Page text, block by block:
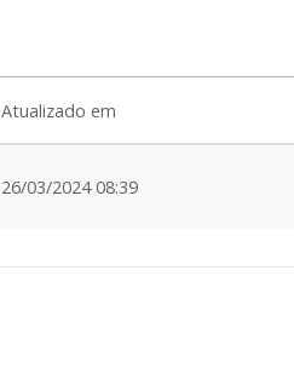
Atualizado em
26/03/2024 08:39